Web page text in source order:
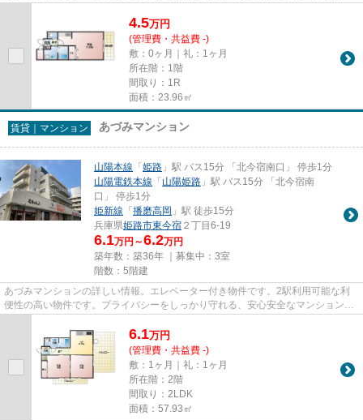
ご用意しております。お客様...
4.5万円
(管理費・共益費 -)
敷：0ヶ月｜礼：1ヶ月
所在階：1階
間取り：1R
面積：23.96㎡
賃貸｜マンション あづみマンション
山陽本線 「姫路 」駅 バス15分 「北今宿南口」 停歩1分
山陽電鉄本線 「山陽姫路 」駅 バス15分 「北今宿南
口」 停歩1分
姫新線 「播磨高岡 」駅 徒歩15分
兵庫県姫路市東今宿 ２丁目6-19
6.1万円～6.2万円
築年数：築36年 ｜募集中： 3室
階数：5階建
あづみマンションの詳しい情報。エレベーター付き物件です。2駅利用可能な利
便性の高い物件です。プライバシーをしっかり守れる、安心安全なマンションで
す。姫路市エリアと姫新線播磨...
6.1万円
(管理費・共益費 -)
敷：1ヶ月｜礼：1ヶ月
所在階：2階
間取り：2LDK
面積：57.93㎡